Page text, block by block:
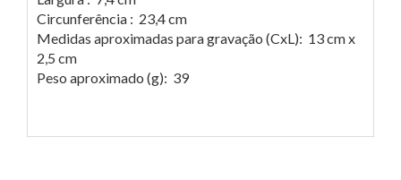
Circunferência : 23,4 cm
Medidas aproximadas para gravação (CxL): 13 cm x
2,5 cm
Peso aproximado (g): 39